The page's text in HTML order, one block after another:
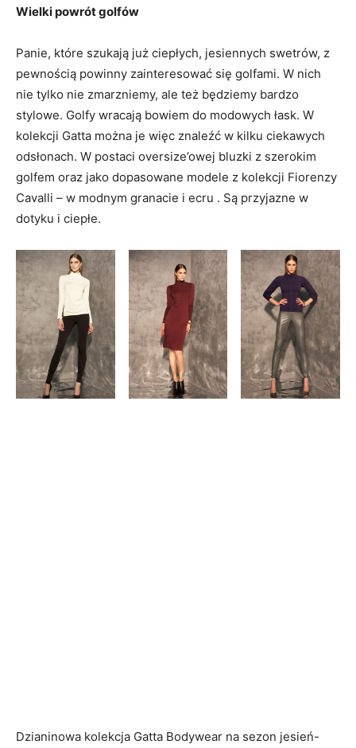
Wielki powrót golfów
Panie, które szukają już ciepłych, jesiennych swetrów, z
pewnością powinny zainteresować się golfami. W nich
nie tylko nie zmarzniemy, ale też będziemy bardzo
stylowe. Golfy wracają bowiem do modowych łask. W
kolekcji Gatta można je więc znaleźć w kilku ciekawych
odsłonach. W postaci oversize’owej bluzki z szerokim
golfem oraz jako dopasowane modele z kolekcji Fiorenzy
Cavalli – w modnym granacie i ecru . Są przyjazne w
dotyku i ciepłe.
Dzianinowa kolekcja Gatta Bodywear na sezon jesień-